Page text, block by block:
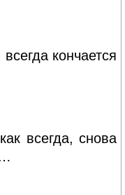
кончается
всегда, снова